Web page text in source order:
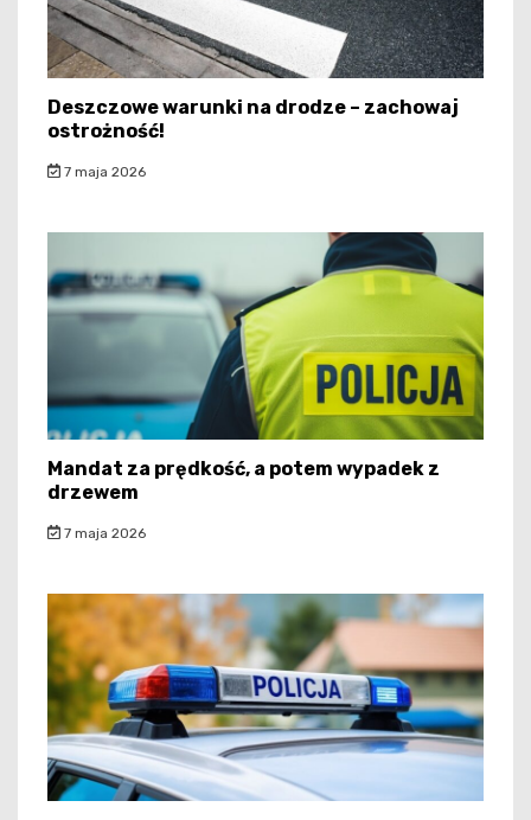
Deszczowe warunki na drodze – zachowaj
ostrożność!
7 maja 2026
Mandat za prędkość, a potem wypadek z
drzewem
7 maja 2026